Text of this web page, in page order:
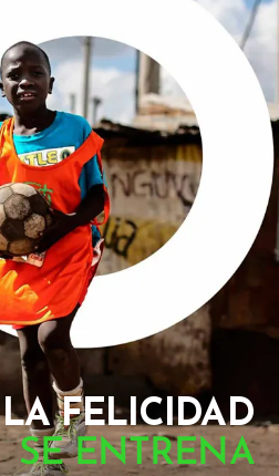
LA FELICIDAD
SE ENTRENA